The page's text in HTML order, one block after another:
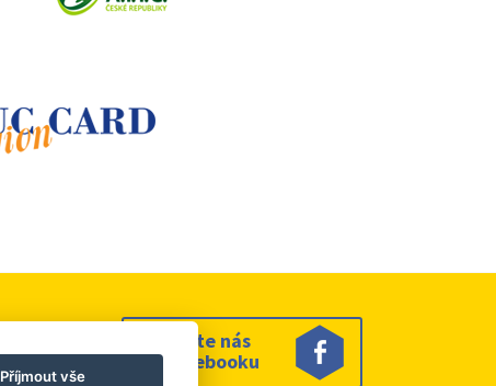
Sledujte nás
na facebooku
Příjmout vše